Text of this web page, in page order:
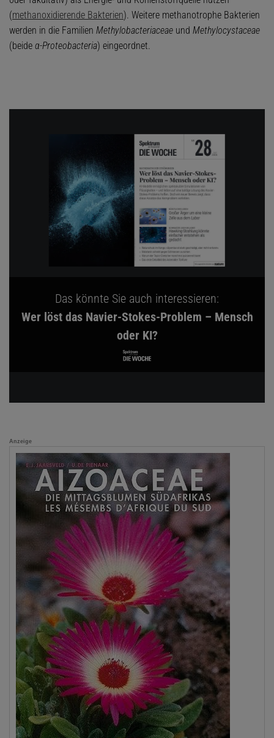
(methanoxidierende Bakterien). Weitere methanotrophe Bakterien
werden in die Familien Methylobacteriaceae und Methylocystaceae
(beide α-Proteobacteria) eingeordnet.
Das könnte Sie auch interessieren:
Wer löst das Navier-Stokes-Problem – Mensch
oder KI?
Anzeige